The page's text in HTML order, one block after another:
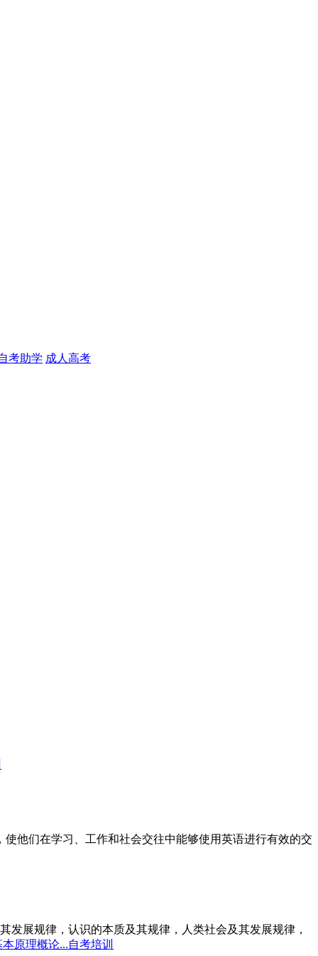
考助学 成人高考
他们在学习、工作和社会交往中能够使用英语进行有效的交
展规律，认识的本质及其规律，人类社会及其发展规律，
原理概论...自考培训